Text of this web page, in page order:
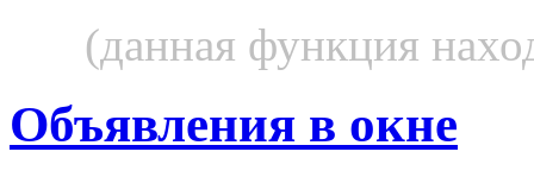
(данная функция
Объявления в окне